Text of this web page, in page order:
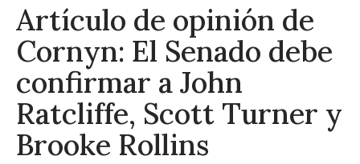
Artículo de opinión de
Cornyn: El Senado debe
confirmar a John
Ratcliffe, Scott Turner y
Brooke Rollins